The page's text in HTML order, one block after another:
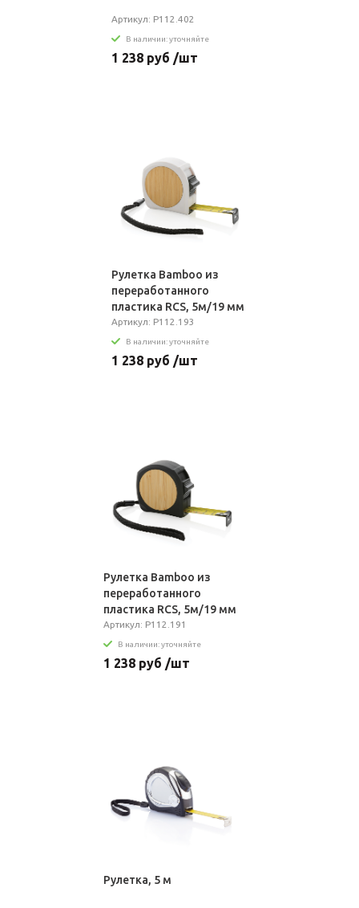
Артикул: P112.402
В наличии: уточняйте
1 238 руб /шт
Рулетка Bamboo из
переработанного
пластика RCS, 5м/19 мм
Артикул: P112.193
В наличии: уточняйте
1 238 руб /шт
Рулетка Bamboo из
переработанного
пластика RCS, 5м/19 мм
Артикул: P112.191
В наличии: уточняйте
1 238 руб /шт
Рулетка, 5 м